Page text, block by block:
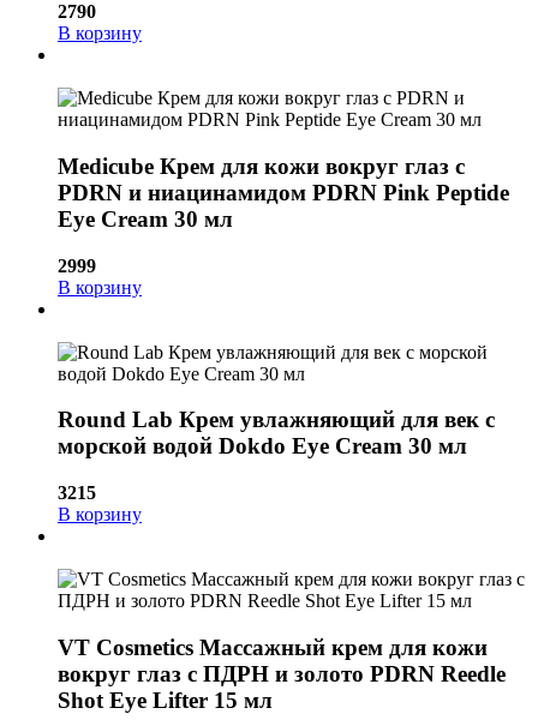
2790
В корзину
Medicube Крем для кожи вокруг глаз с
PDRN и ниацинамидом PDRN Pink Peptide
Eye Cream 30 мл
2999
В корзину
Round Lab Крем увлажняющий для век с
морской водой Dokdo Eye Cream 30 мл
3215
В корзину
VT Cosmetics Массажный крем для кожи
вокруг глаз с ПДРН и золото PDRN Reedle
Shot Eye Lifter 15 мл